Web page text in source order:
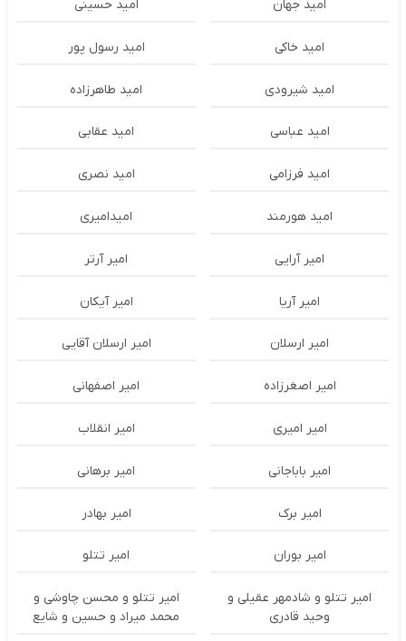
امید جهان امید حسینی
امید خاکی امید رسول پور
امید شیرودی امید طاهرزاده
امید عباسی امید عقابی
امید فرزامی امید نصری
امید هورمند امیدامیری
امیر آرایی امیر آرتر
امیر آریا امیر آیکان
امیر ارسلان امیر ارسلان آقایی
امیر اصغرزاده امیر اصفهانی
امیر امیری امیر انقلاب
امیر باباجانی امیر برهانی
امیر برک امیر بهادر
امیر بوران امیر تتلو
امیر تتلو و شادمهر عقیلی و
وحید قادری
امیر تتلو و محسن چاوشی و
محمد میراد و حسین و شایع